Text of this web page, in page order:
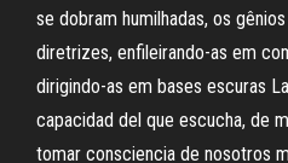
se dobram humilhadas, os
diretrizes, enfileirando-as em
dirigindo-as em bases escuras
capacidad del que escucha, de
tomar consciencia de nosotros